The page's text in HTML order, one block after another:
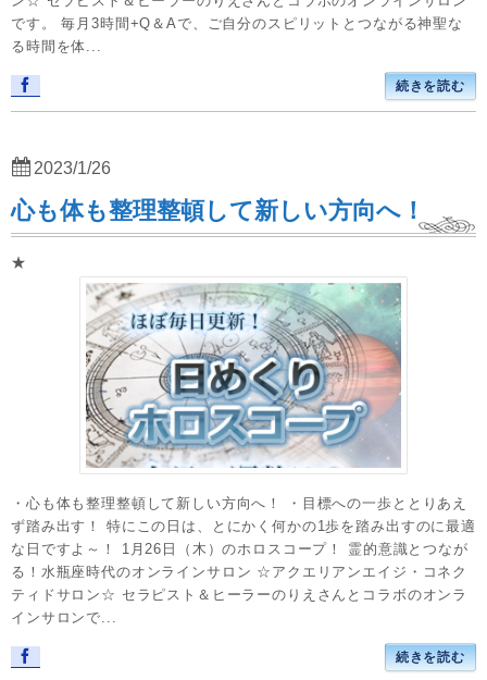
です。 毎月3時間+Q＆Aで、ご自分のスピリットとつながる神聖な
る時間を体...
続きを読む
心も体も整理整頓して新しい方向へ！
★
・心も体も整理整頓して新しい方向へ！ ・目標への一歩ととりあえ
ず踏み出す！ 特にこの日は、とにかく何かの1歩を踏み出すのに最適
な日ですよ～！ 1月26日（木）のホロスコープ！ 霊的意識とつなが
る！水瓶座時代のオンラインサロン ☆アクエリアンエイジ・コネク
ティドサロン☆ セラピスト＆ヒーラーのりえさんとコラボのオンラ
インサロンで...
続きを読む
2023/1/26